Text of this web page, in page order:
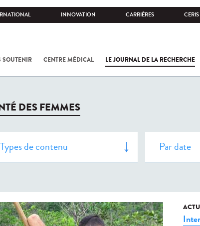
INNOVATION CARRIÈRES CERIS
SOUTENIR CENTRE MÉDICAL LE JOURNAL DE LA RECHERCHE
DES FEMMES